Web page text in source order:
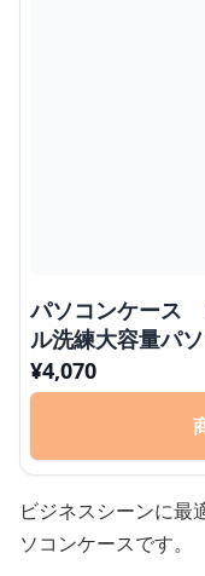
パソコンケース
ル洗練大容量パ
¥4,070
ビジネスシーンに最
ソコンケースです。